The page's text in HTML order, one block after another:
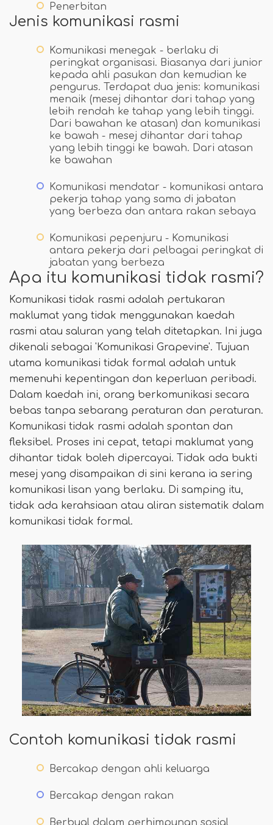
Penerbitan
Jenis komunikasi rasmi
Komunikasi menegak - berlaku di
peringkat organisasi. Biasanya dari junior
kepada ahli pasukan dan kemudian ke
pengurus. Terdapat dua jenis: komunikasi
menaik (mesej dihantar dari tahap yang
lebih rendah ke tahap yang lebih tinggi.
Dari bawahan ke atasan) dan komunikasi
ke bawah - mesej dihantar dari tahap
yang lebih tinggi ke bawah. Dari atasan
ke bawahan
Komunikasi mendatar - komunikasi antara
pekerja tahap yang sama di jabatan
yang berbeza dan antara rakan sebaya
Komunikasi pepenjuru - Komunikasi
antara pekerja dari pelbagai peringkat di
jabatan yang berbeza
Apa itu komunikasi tidak rasmi?
Komunikasi tidak rasmi adalah pertukaran
maklumat yang tidak menggunakan kaedah
rasmi atau saluran yang telah ditetapkan. Ini juga
dikenali sebagai 'Komunikasi Grapevine'. Tujuan
utama komunikasi tidak formal adalah untuk
memenuhi kepentingan dan keperluan peribadi.
Dalam kaedah ini, orang berkomunikasi secara
bebas tanpa sebarang peraturan dan peraturan.
Komunikasi tidak rasmi adalah spontan dan
fleksibel. Proses ini cepat, tetapi maklumat yang
dihantar tidak boleh dipercayai. Tidak ada bukti
mesej yang disampaikan di sini kerana ia sering
komunikasi lisan yang berlaku. Di samping itu,
tidak ada kerahsiaan atau aliran sistematik dalam
komunikasi tidak formal.
Contoh komunikasi tidak rasmi
Bercakap dengan ahli keluarga
Bercakap dengan rakan
Berbual dalam perhimpunan sosial